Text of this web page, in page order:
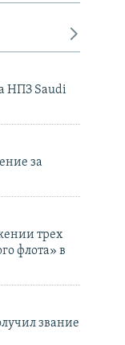
НПЗ Saudi
за
трех
флота» в
звание